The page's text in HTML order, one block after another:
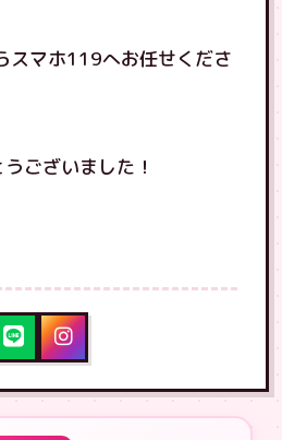
スマホ119へお任せくださ
ございました！